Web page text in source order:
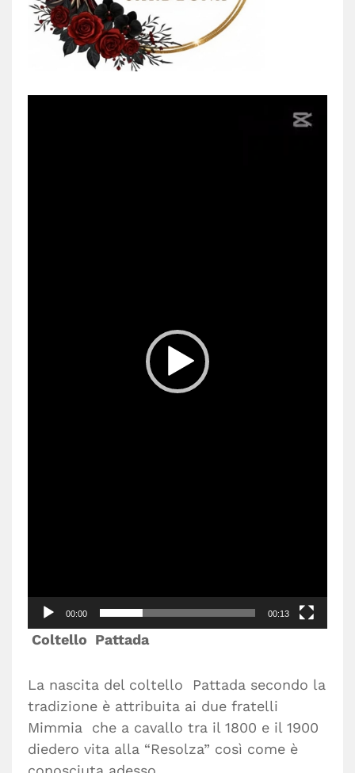
00:00 00:13
Coltello Pattada
La nascita del coltello Pattada secondo la
tradizione è attribuita ai due fratelli
Mimmia che a cavallo tra il 1800 e il 1900
diedero vita alla “Resolza” così come è